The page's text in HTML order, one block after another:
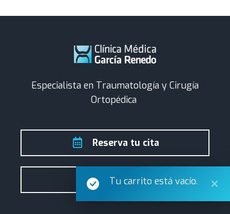
Tu carrito está vacío.
Especialista en Traumatología y Cirugía
Ortopédica
Reserva tu cita
Contactar